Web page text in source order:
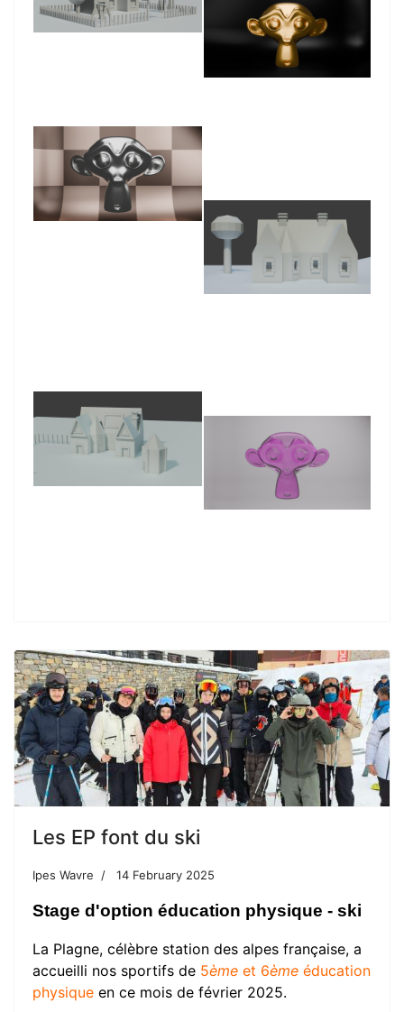
Les EP font du ski
Ipes Wavre 14 February 2025
Stage d'option éducation physique - ski
La Plagne, célèbre station des alpes française, a
accueilli nos sportifs de 5ème et 6ème éducation
physique en ce mois de février 2025.